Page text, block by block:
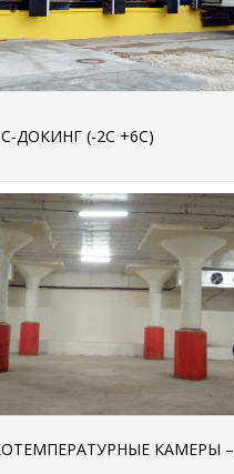
ДОКИНГ (-2С +6С)
ПОДРОБНЕЕ
КАМЕРЫ –